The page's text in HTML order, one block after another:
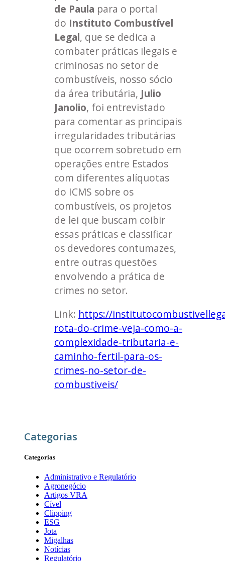
de Paula para o portal
do Instituto Combustível
Legal, que se dedica a
combater práticas ilegais e
criminosas no setor de
combustíveis, nosso sócio
da área tributária, Julio
Janolio, foi entrevistado
para comentar as principais
irregularidades tributárias
que ocorrem sobretudo em
operações entre Estados
com diferentes alíquotas
do ICMS sobre os
combustíveis, os projetos
de lei que buscam coibir
essas práticas e classificar
os devedores contumazes,
entre outras questões
envolvendo a prática de
crimes no setor.
Link: https://
rota-do-crime-veja-como-a-
complexidade-tributaria-e-
caminho-fertil-para-os-
crimes-no-setor-de-
combustiveis/
Categorias
Categorias
Administrativo e Regulatório
Agronegócio
Artigos VRA
Cível
Clipping
ESG
Jota
Migalhas
Notícias
Regulatório